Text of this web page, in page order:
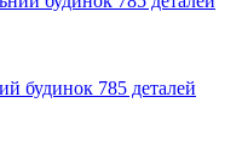
будинок 785 деталей